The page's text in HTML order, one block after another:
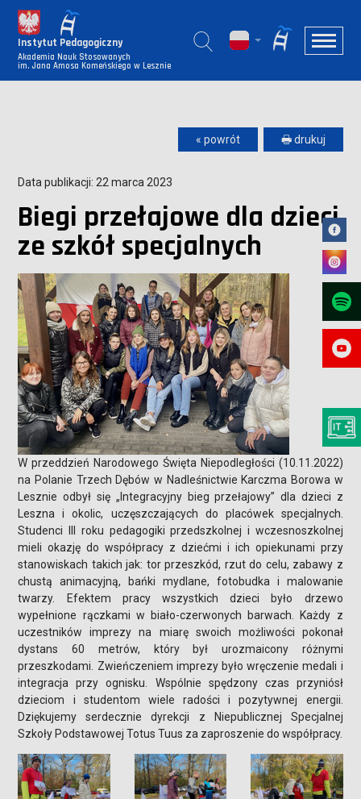
Instytut Pedagogiczny
Akademia Nauk Stosowanych
im. Jana Amosa Komeńskiego w Lesznie
« powrót 🖶 drukuj
Data publikacji: 22 marca 2023
Biegi przełajowe dla dzieci
ze szkół specjalnych
W przeddzień Narodowego Święta Niepodległości (10.11.2022)
na Polanie Trzech Dębów w Nadleśnictwie Karczma Borowa w
Lesznie odbył się „Integracyjny bieg przełajowy” dla dzieci z
Leszna i okolic, uczęszczających do placówek specjalnych.
Studenci III roku pedagogiki przedszkolnej i wczesnoszkolnej
mieli okazję do współpracy z dziećmi i ich opiekunami przy
stanowiskach takich jak: tor przeszkód, rzut do celu, zabawy z
chustą animacyjną, bańki mydlane, fotobudka i malowanie
twarzy. Efektem pracy wszystkich dzieci było drzewo
wypełnione rączkami w biało-czerwonych barwach. Każdy z
uczestników imprezy na miarę swoich możliwości pokonał
dystans 60 metrów, który był urozmaicony różnymi
przeszkodami. Zwieńczeniem imprezy było wręczenie medali i
integracja przy ognisku. Wspólnie spędzony czas przyniósł
dzieciom i studentom wiele radości i pozytywnej energii.
Dziękujemy serdecznie dyrekcji z Niepublicznej Specjalnej
Szkoły Podstawowej Totus Tuus za zaproszenie do współpracy.